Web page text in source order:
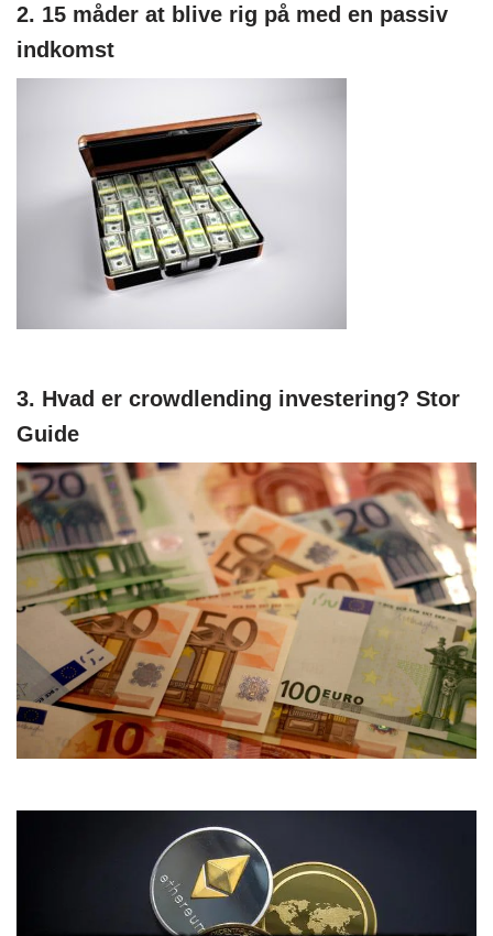
2. 15 måder at blive rig på med en passiv
indkomst
3. Hvad er crowdlending investering? Stor
Guide